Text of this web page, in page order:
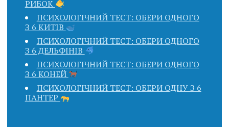
РИБОК
ПСИХОЛОГІЧНИЙ ТЕСТ: ОБЕРИ ОДНОГО
З 6 КИТІВ
ПСИХОЛОГІЧНИЙ ТЕСТ: ОБЕРИ ОДНОГО
З 6 ДЕЛЬФІНІВ
ПСИХОЛОГІЧНИЙ ТЕСТ: ОБЕРИ ОДНОГО
З 6 КОНЕЙ
ПСИХОЛОГІЧНИЙ ТЕСТ: ОБЕРИ ОДНУ З 6
ПАНТЕР